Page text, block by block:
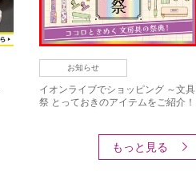
お知らせ
イオンライブでショッピング ～文具
祭 とっておきのアイテムをご紹介！
もっと見る